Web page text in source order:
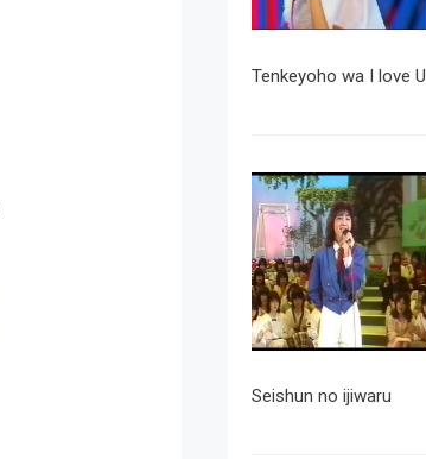
Tenkeyoho wa I love U
Seishun no ijiwaru